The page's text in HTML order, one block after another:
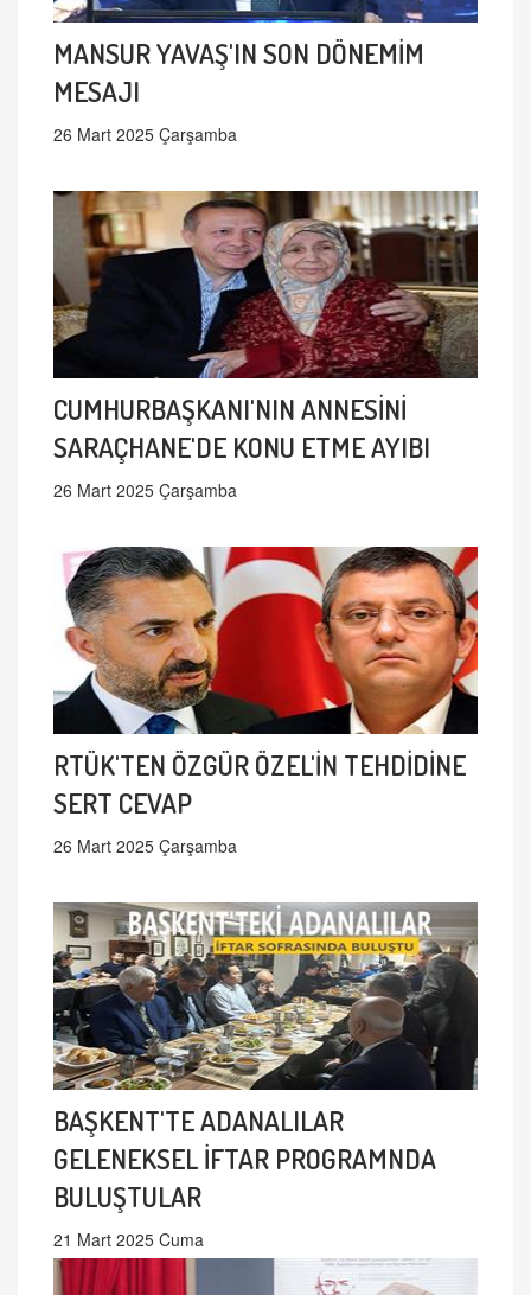
MANSUR YAVAŞ'IN SON DÖNEMİM
MESAJI
26 Mart 2025 Çarşamba
CUMHURBAŞKANI'NIN ANNESİNİ
SARAÇHANE'DE KONU ETME AYIBI
26 Mart 2025 Çarşamba
RTÜK'TEN ÖZGÜR ÖZEL'İN TEHDİDİNE
SERT CEVAP
26 Mart 2025 Çarşamba
BAŞKENT'TE ADANALILAR
GELENEKSEL İFTAR PROGRAMNDA
BULUŞTULAR
21 Mart 2025 Cuma